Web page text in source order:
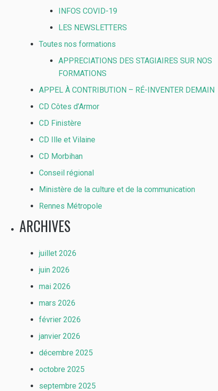
INFOS COVID-19
LES NEWSLETTERS
Toutes nos formations
APPRECIATIONS DES STAGIAIRES SUR NOS
FORMATIONS
APPEL À CONTRIBUTION – RÉ-INVENTER DEMAIN
CD Côtes d’Armor
CD Finistère
CD Ille et Vilaine
CD Morbihan
Conseil régional
Ministère de la culture et de la communication
Rennes Métropole
ARCHIVES
juillet 2026
juin 2026
mai 2026
mars 2026
février 2026
janvier 2026
décembre 2025
octobre 2025
septembre 2025